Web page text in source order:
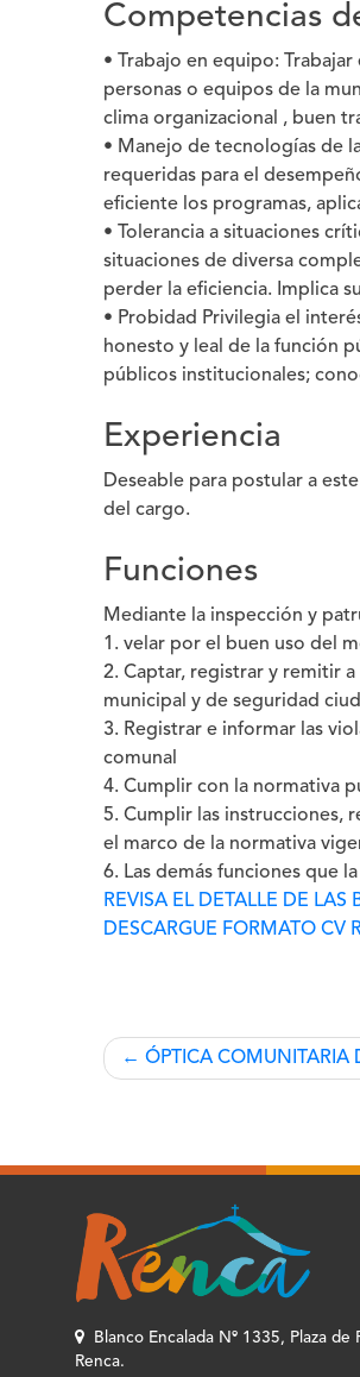
Competencias
• Trabajo en equipo:
personas o equipos de la
clima organizacional , buen
• Manejo de tecnologías de
requeridas para el
eficiente los programas,
• Tolerancia a situaciones
situaciones de diversa
perder la eficiencia. Implica
• Probidad Privilegia el
honesto y leal de la función
públicos institucionales;
Experiencia
Deseable para postular a
del cargo.
Funciones
Mediante la inspección y
1. velar por el buen uso del
2. Captar, registrar y remitir
municipal y de seguridad
3. Registrar e informar las
comunal
4. Cumplir con la normativa
5. Cumplir las instrucciones,
el marco de la normativa
6. Las demás funciones que
REVISA EL DETALLE DE LAS
DESCARGUE FORMATO CV
Navegación
ÓPTICA COMUNITARIA
Blanco Encalada Nº 1335, Plaza de
Renca.